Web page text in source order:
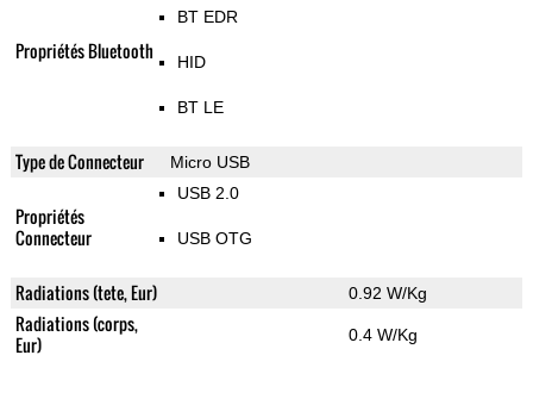
Propriétés Bluetooth
BT EDR
HID
BT LE
Type de Connecteur Micro USB
Propriétés
Connecteur
USB 2.0
USB OTG
Radiations (tete, Eur) 0.92 W/Kg
Radiations (corps,
Eur)
0.4 W/Kg